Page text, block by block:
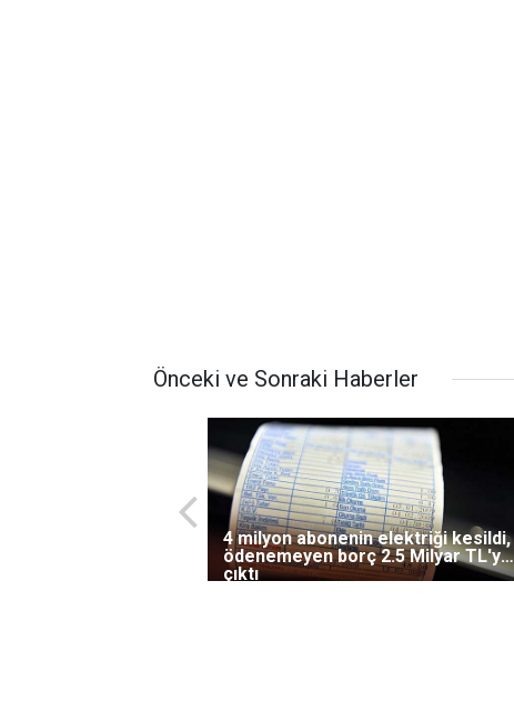
Önceki ve Sonraki Haberler
4 milyon abonenin elektriği kesildi,
ödenemeyen borç 2.5 Milyar TL'ye
çıktı